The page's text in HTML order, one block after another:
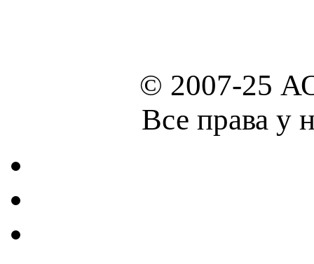
© 2007-25
Все права у